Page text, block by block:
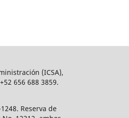
(ICSA),
656 688 3859.
Reserva de